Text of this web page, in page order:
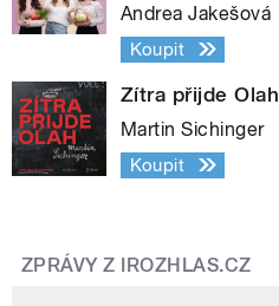
Andrea Jakešová
Koupit
Zítra přijde Olah
Martin Sichinger
Koupit
ZPRÁVY Z IROZHLAS.CZ